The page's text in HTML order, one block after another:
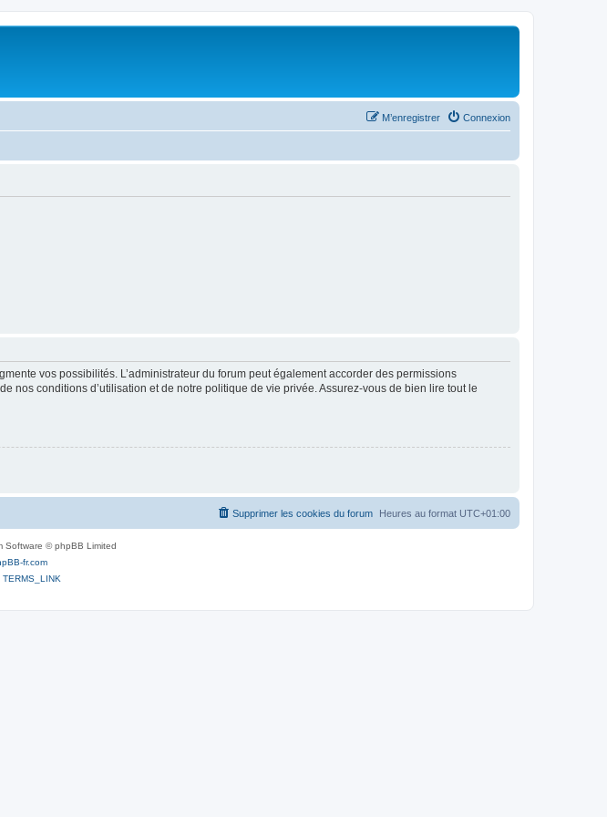
Connexion
M’enregistrer
vos possibilités. L’administrateur du forum peut également accorder des permissions
nos conditions d’utilisation et de notre politique de vie privée. Assurez-vous de bien lire tout le
Heures au format UTC+01:00
Supprimer les cookies du forum
Software © phpBB Limited
fr.com
TERMS_LINK